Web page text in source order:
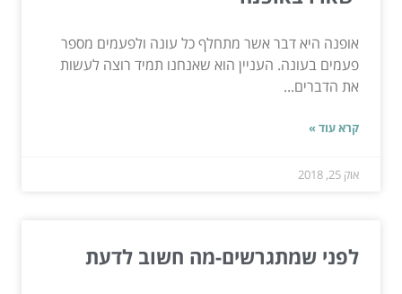
אופנה היא דבר אשר מתחלף כל עונה ולפעמים מספר
פעמים בעונה. העניין הוא שאנחנו תמיד רוצה לעשות
את הדברים...
קרא עוד »
אוק 25, 2018
לפני שמתגרשים-מה חשוב לדעת